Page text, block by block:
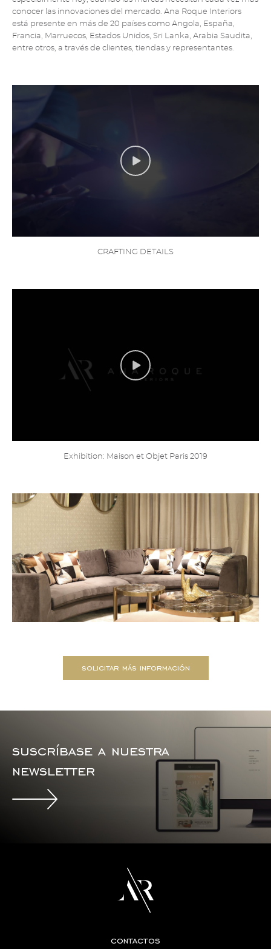
conocer las innovaciones del mercado. Ana Roque Interiors
está presente en más de 20 países como Angola, España,
Francia, Marruecos, Estados Unidos, Sri Lanka, Arabia Saudita,
entre otros, a través de clientes, tiendas y representantes.
CRAFTING DETAILS
Exhibition: Maison et Objet Paris 2019
solicitar más información
suscríbase a nuestra
newsletter
contactos